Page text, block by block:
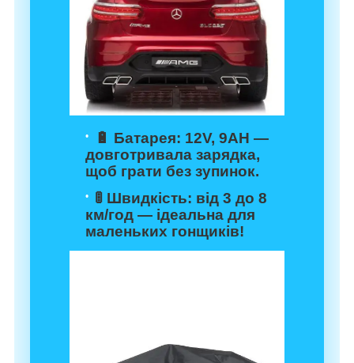
🔋 Батарея: 12V, 9AH —
довготривала зарядка,
щоб грати без зупинок.
🚦 Швидкість: від 3 до 8
км/год — ідеальна для
маленьких гонщиків!